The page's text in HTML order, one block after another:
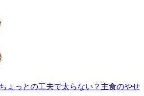
ょっとの工夫で太らない？主食のやせ